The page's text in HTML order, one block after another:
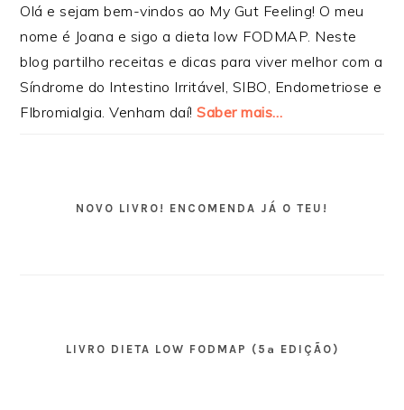
Olá e sejam bem-vindos ao My Gut Feeling! O meu
nome é Joana e sigo a dieta low FODMAP. Neste
blog partilho receitas e dicas para viver melhor com a
Síndrome do Intestino Irritável, SIBO, Endometriose e
FIbromialgia. Venham daí!Saber mais…
NOVO LIVRO! ENCOMENDA JÁ O TEU!
LIVRO DIETA LOW FODMAP (5ª EDIÇÃO)